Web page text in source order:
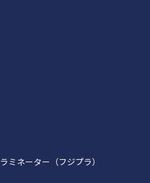
ラミネーター（フジプラ）